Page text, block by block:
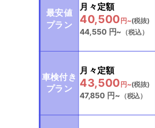
最安値
プラン
月々定額
40,500 円~(税抜)
44,550 円~ （税込）
車検付き
プラン
月々定額
43,500 円~(税抜)
47,850 円~ （税込）